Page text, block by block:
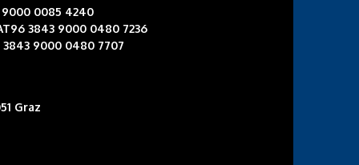
0085 4240
3843 9000 0480 7236
9000 0480 7707
Graz